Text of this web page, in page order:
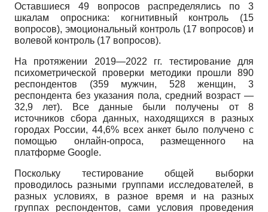
Оставшиеся 49 вопросов распределялись по 3
шкалам опросника: когнитивный контроль (15
вопросов), эмоциональный контроль (17 вопросов) и
волевой контроль (17 вопросов).
На протяжении 2019—2022 гг. тестирование для
психометрической проверки методики прошли 890
респондентов (359 мужчин, 528 женщин, 3
респондента без указания пола, средний возраст —
32,9 лет). Все данные были получены от 8
источников сбора данных, находящихся в разных
городах России, 44,6% всех анкет было получено с
помощью онлайн-опроса, размещенного на
платформе Google.
Поскольку тестирование общей выборки
проводилось разными группами исследователей, в
разных условиях, в разное время и на разных
группах респондентов, сами условия проведения